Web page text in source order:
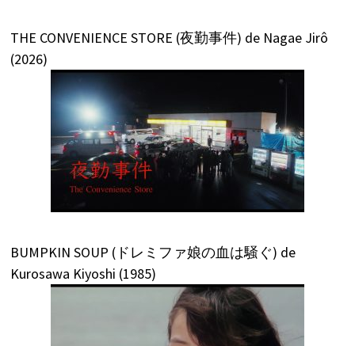
THE CONVENIENCE STORE (夜勤事件) de Nagae Jirô
(2026)
BUMPKIN SOUP (ドレミファ娘の血は騒ぐ) de
Kurosawa Kiyoshi (1985)